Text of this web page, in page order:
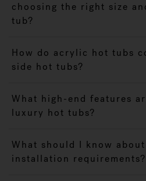
choosing the right size
tub?
How do acrylic hot tubs
side hot tubs?
What high-end features
luxury hot tubs?
What should I know
installation requirements?